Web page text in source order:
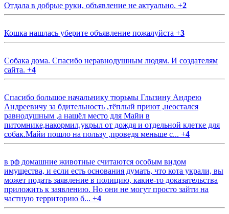
Отдала в добрые руки, объявление не актуально. +2
Кошка нашлась уберите объявление пожалуйста +3
Собака дома. Спасибо неравнодушным людям. И создателям
сайта. +4
Спасибо большое начальнику тюрьмы Глызину Андрею
Андреевичу за бдительность ,тёплый приют ,неостался
равнодушным ,а нашёл место для Майи в
питомнике,накормил,укрыл от дождя и отдельной клетке для
собак.Майи пошло на пользу ,проведя меньше с... +4
в рф домашние животные считаются особым видом
имущества, и если есть основания думать, что кота украли, вы
может подать заявление в полицию, какие-то доказательства
приложить к заявлению. Но они не могут просто зайти на
частную территорию б... +4